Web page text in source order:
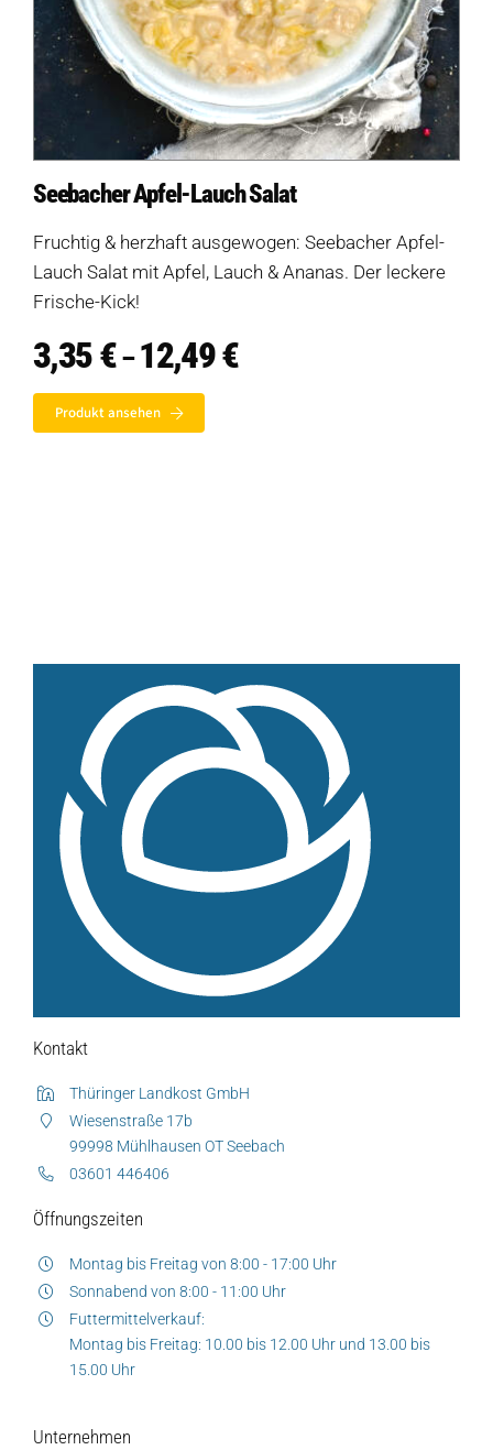
Seebacher Apfel-Lauch Salat
Fruchtig & herzhaft ausgewogen: Seebacher Apfel-
Lauch Salat mit Apfel, Lauch & Ananas. Der leckere
Frische-Kick!
3,35€ –12,49€Preisspanne:
3,35 €
Produkt ansehen
Kontakt
Thüringer Landkost GmbH
Wiesenstraße 17b
99998 Mühlhausen OT Seebach
03601 446406
Öffnungszeiten
Montag bis Freitag von 8:00 - 17:00 Uhr
Sonnabend von 8:00 - 11:00 Uhr
Futtermittelverkauf:
Montag bis Freitag: 10.00 bis 12.00 Uhr und 13.00 bis
15.00 Uhr
Unternehmen
Produkt-Übersicht Jetzt vorbestellen
Produkte nach Allergenen
Produkte nach Saison
Weiteres
Hofladen Seebach
Verkaufswagen-Tour
Weitere Verkaufsstellen
Über uns
Unsere Marken-Familie